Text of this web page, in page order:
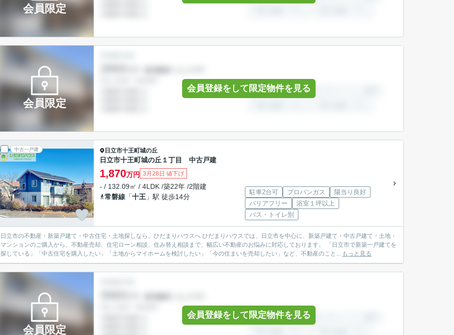
会員限定
会員限定
会員登録をして限定物件を見る
中古一戸建 日立市十王町城の丘
日立市十王町城の丘１丁目 中古戸建
1,870万円 3月28日 値下げ
- / 132.09㎡ / 4LDK /築22年 /2階建
常磐線 「十王 」駅 徒歩14分
駐車2台可 プロパンガス
陽当り良好
バリアフリー
浴室１坪以上
バス・トイレ別
日立市の不動産・新築戸建て・中古住宅・土地探しなら、ひだまりハウスへ ひだまりハウスでは、日立市を中心に、新築戸建て・中古戸建て・土地・
マンションのご購入から、不動産売却、住宅ローン相談、住み替え相談まで、幅広い不動産のお悩みに対応しております。 「日立市で新築一戸建てを
探している」「中古住宅を購入したい」「土地からマイホームを検討したい」「今の住まいを売却したい」など、不動産のこと... もっと見る
会員限定
会員登録をして限定物件を見る